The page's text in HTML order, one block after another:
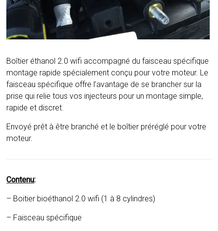
Boîtier éthanol 2.0 wifi accompagné du faisceau spécifique
montage rapide spécialement conçu pour votre moteur. Le
faisceau spécifique offre l’avantage de se brancher sur la
prise qui relie tous vos injecteurs pour un montage simple,
rapide et discret.
Envoyé prêt à être branché et le boîtier préréglé pour votre
moteur.
Contenu:
– Boitier bioéthanol 2.0 wifi (1 à 8 cylindres)
– Faisceau spécifique